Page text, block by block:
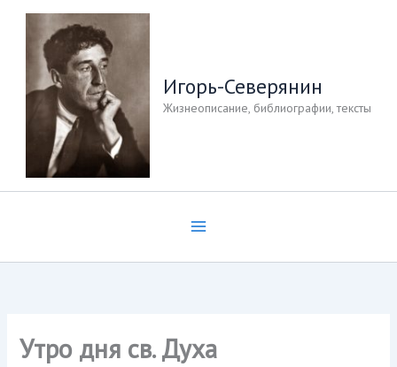
Перейти
содержимому
Игорь-Северянин
Жизнеописание, библиографии, тексты
Утро дня св. Духа